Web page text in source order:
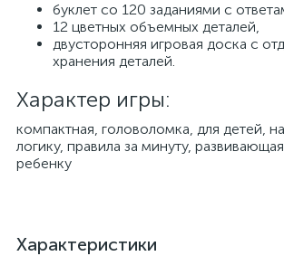
буклет со 120 заданиями с
12 цветных объемных деталей,
двусторонняя игровая доска с
хранения деталей.
Характер игры:
компактная, головоломка, для детей, на
логику, правила за минуту,
ребенку
Характеристики